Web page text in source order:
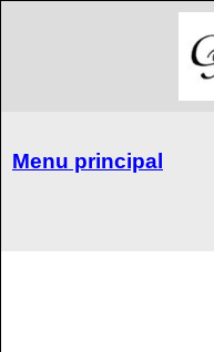
Menu principal